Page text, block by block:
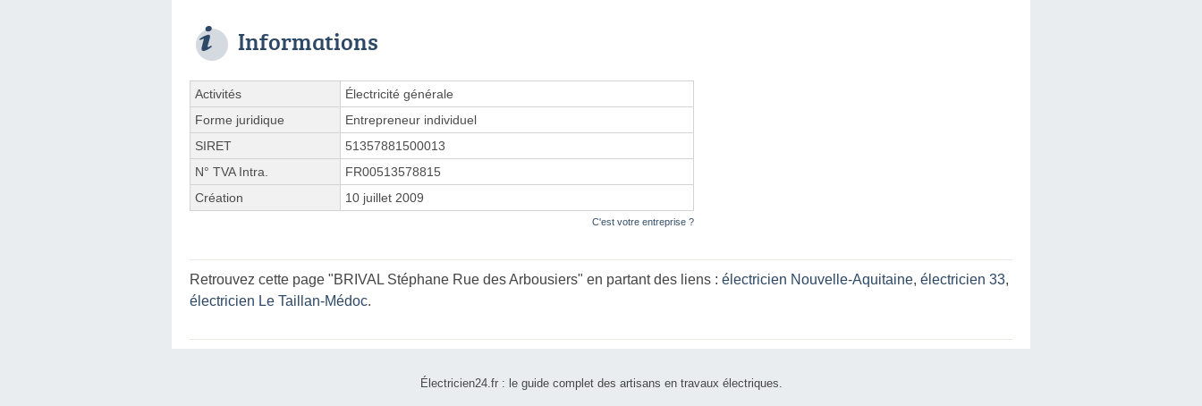
Informations
Activités
Électricité générale
Forme juridique
Entrepreneur individuel
SIRET
51357881500013
N° TVA Intra.
FR00513578815
Création
10 juillet 2009
C'est votre entreprise ?
Retrouvez cette page "BRIVAL Stéphane Rue des Arbousiers" en partant des liens : électricien Nouvelle-Aquitaine, électricien 33,
électricien Le Taillan-Médoc.
Électricien24.fr : le guide complet des artisans en travaux électriques.